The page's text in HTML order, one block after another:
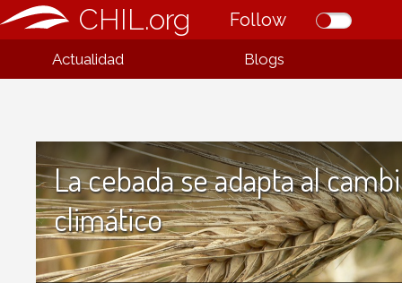
CHIL.org Follow
Actualidad Blogs
La cebada se adapta al
climático